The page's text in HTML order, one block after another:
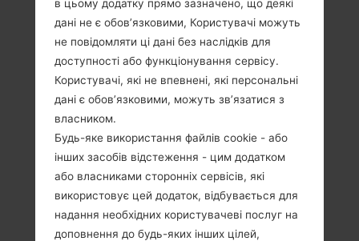
в цьому додатку прямо зазначено, що деякі
дані не є обов’язковими, Користувачі можуть
не повідомляти ці дані без наслідків для
доступності або функціонування сервісу.
Користувачі, які не впевнені, які персональні
дані є обов’язковими, можуть зв’язатися з
власником.
Будь-яке використання файлів cookie - або
інших засобів відстеження - цим додатком
або власниками сторонніх сервісів, які
використовує цей додаток, відбувається для
надання необхідних користувачеві послуг на
доповнення до будь-яких інших цілей,